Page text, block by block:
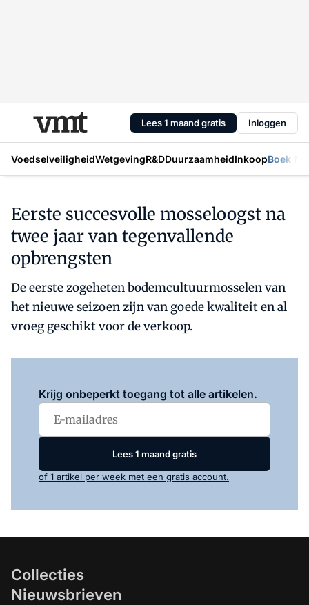
Lees 1 maand gratis Inloggen
VoedselveiligheidWetgevingR&DDuurzaamheidInkoopBoek
Eerste succesvolle mosseloogst na
twee jaar van tegenvallende
opbrengsten
De eerste zogeheten bodemcultuurmosselen van
het nieuwe seizoen zijn van goede kwaliteit en al
vroeg geschikt voor de verkoop.
Krijg onbeperkt toegang tot alle artikelen.
Lees 1 maand gratis
of 1 artikel per week met een gratis account.
Collecties
Nieuwsbrieven